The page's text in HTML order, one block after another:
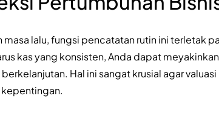
lalu, fungsi pencatatan rutin ini terletak
kas yang konsisten, Anda dapat
Hal ini sangat krusial agar